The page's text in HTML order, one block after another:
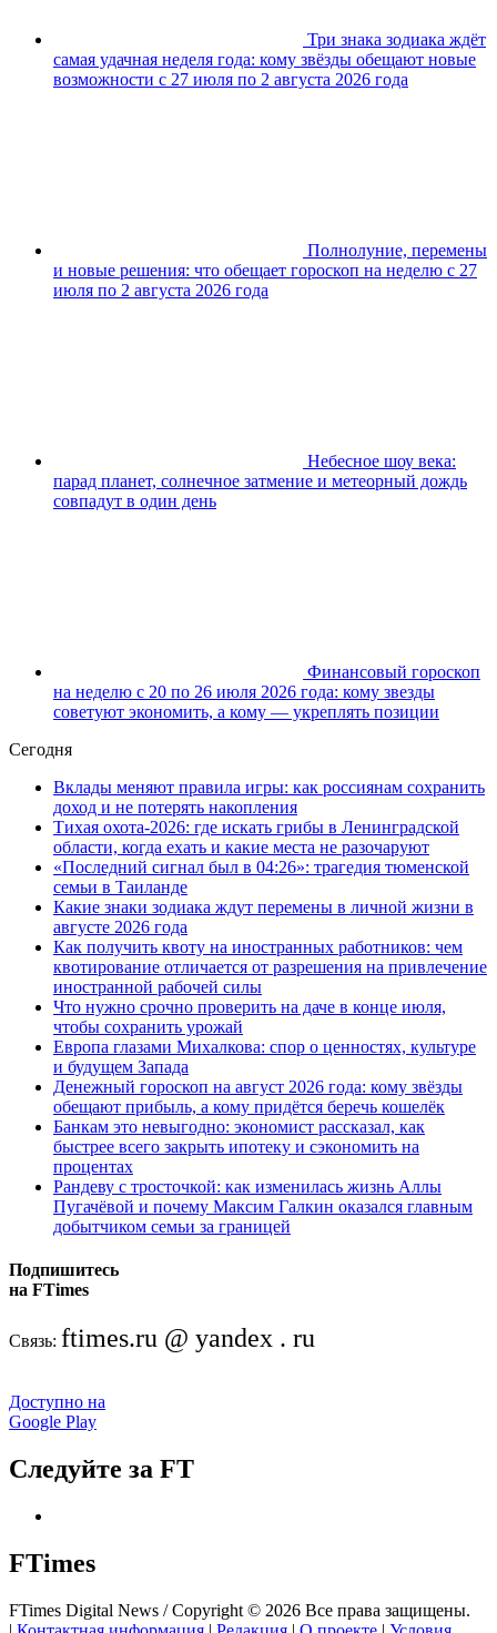
Три знака зодиака ждёт
самая удачная неделя года: кому звёзды обещают новые
возможности с 27 июля по 2 августа 2026 года
Полнолуние, перемены
и новые решения: что обещает гороскоп на неделю с 27
июля по 2 августа 2026 года
Небесное шоу века:
парад планет, солнечное затмение и метеорный дождь
совпадут в один день
Финансовый гороскоп
на неделю с 20 по 26 июля 2026 года: кому звезды
советуют экономить, а кому — укреплять позиции
Сегодня
Вклады меняют правила игры: как россиянам сохранить
доход и не потерять накопления
Тихая охота-2026: где искать грибы в Ленинградской
области, когда ехать и какие места не разочаруют
«Последний сигнал был в 04:26»: трагедия тюменской
семьи в Таиланде
Какие знаки зодиака ждут перемены в личной жизни в
августе 2026 года
Как получить квоту на иностранных работников: чем
квотирование отличается от разрешения на привлечение
иностранной рабочей силы
Что нужно срочно проверить на даче в конце июля,
чтобы сохранить урожай
Европа глазами Михалкова: спор о ценностях, культуре
и будущем Запада
Денежный гороскоп на август 2026 года: кому звёзды
обещают прибыль, а кому придётся беречь кошелёк
Банкам это невыгодно: экономист рассказал, как
быстрее всего закрыть ипотеку и сэкономить на
процентах
Рандеву с тросточкой: как изменилась жизнь Аллы
Пугачёвой и почему Максим Галкин оказался главным
добытчиком семьи за границей
Подпишитесь
на FTimes
Связь: ftimes.ru @ yandex . ru
Доступно на
Google Play
Следуйте за FT
FTimes
FTimes Digital News / Copyright © 2026 Все права защищены.